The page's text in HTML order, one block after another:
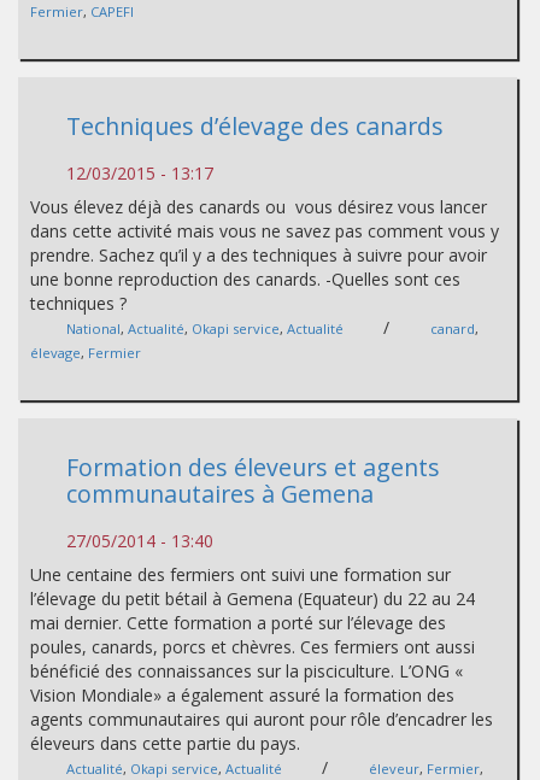
Fermier, CAPEFI
Techniques d’élevage des canards
12/03/2015 - 13:17
Vous élevez déjà des canards ou vous désirez vous lancer
dans cette activité mais vous ne savez pas comment vous y
prendre. Sachez qu’il y a des techniques à suivre pour avoir
une bonne reproduction des canards. -Quelles sont ces
techniques ?
National, Actualité, Okapi service, Actualité / canard,
élevage, Fermier
Formation des éleveurs et agents
communautaires à Gemena
27/05/2014 - 13:40
Une centaine des fermiers ont suivi une formation sur
l’élevage du petit bétail à Gemena (Equateur) du 22 au 24
mai dernier. Cette formation a porté sur l’élevage des
poules, canards, porcs et chèvres. Ces fermiers ont aussi
bénéficié des connaissances sur la pisciculture. L’ONG «
Vision Mondiale» a également assuré la formation des
agents communautaires qui auront pour rôle d’encadrer les
éleveurs dans cette partie du pays.
Actualité, Okapi service, Actualité / éleveur, Fermier,